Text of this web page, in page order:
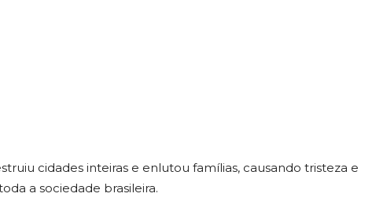
cidades inteiras e enlutou famílias, causando tristeza e
a sociedade brasileira.